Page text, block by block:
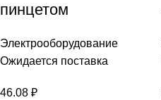
пинцетом
Электрооборудование
Ожидается поставка
46.08 ₽